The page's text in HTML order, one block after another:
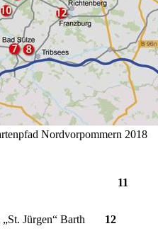
Nordvorpommern 2018
11
„St. Jürgen“ Barth 12